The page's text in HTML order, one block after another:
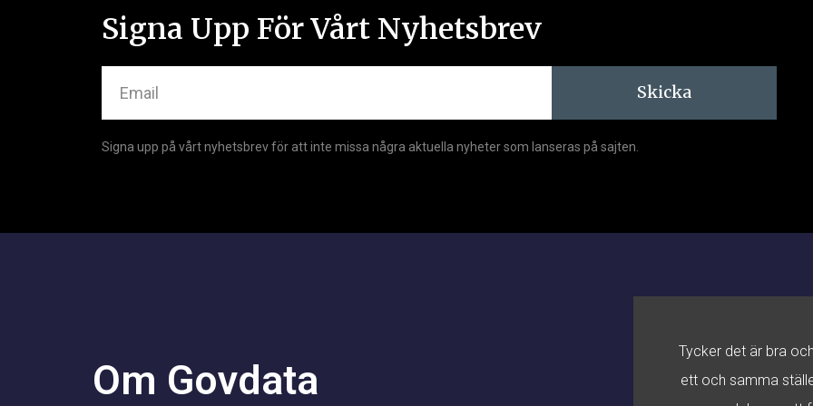
Signa Upp För Vårt Nyhetsbrev
Skicka
Signa upp på vårt nyhetsbrev för att inte missa några aktuella nyheter som lanseras på sajten.
Om Govdata
klart värt att diskutera. När det kommer till ESV och govdata
Tycker det är bra
ett och samma